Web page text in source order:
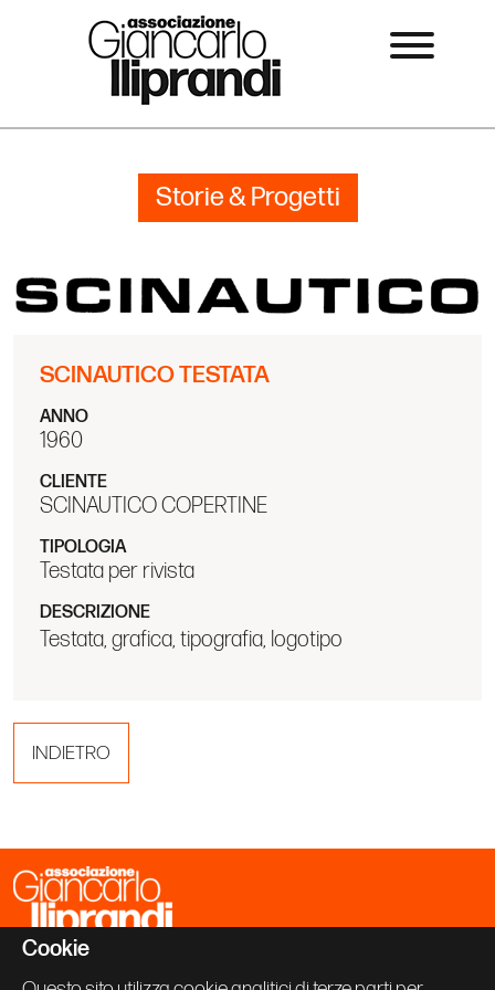
Cookie
Storie & Progetti
SCINAUTICO TESTATA
ANNO
1960
CLIENTE
SCINAUTICO COPERTINE
TIPOLOGIA
Testata per rivista
DESCRIZIONE
Testata, grafica, tipografia, logotipo
INDIETRO
Associazione Giancarlo Iliprandi